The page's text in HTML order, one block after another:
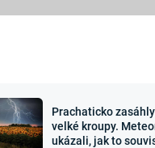
Sledujte
Prachaticko
velké kroupy.
ukázali, jak to